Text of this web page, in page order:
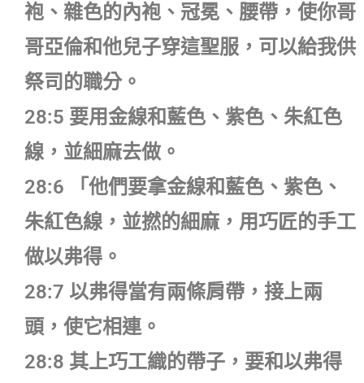
袍、雜色的內袍、冠冕、腰帶，使你哥
哥亞倫和他兒子穿這聖服，可以給我供
祭司的職分。
28:5 要用金線和藍色、紫色、朱紅色
線，並細麻去做。
28:6 「他們要拿金線和藍色、紫色、
朱紅色線，並撚的細麻，用巧匠的手工
做以弗得。
28:7 以弗得當有兩條肩帶，接上兩
頭，使它相連。
28:8 其上巧工織的帶子，要和以弗得